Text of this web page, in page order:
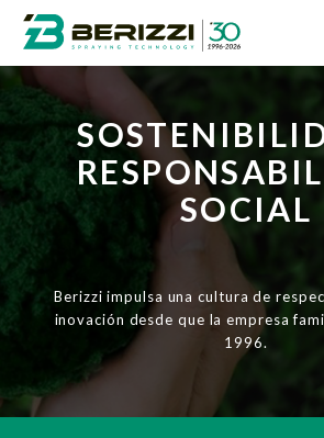
SOCIAL
Berizzi impulsa una cultura de
inovación desde que la empresa
1996.